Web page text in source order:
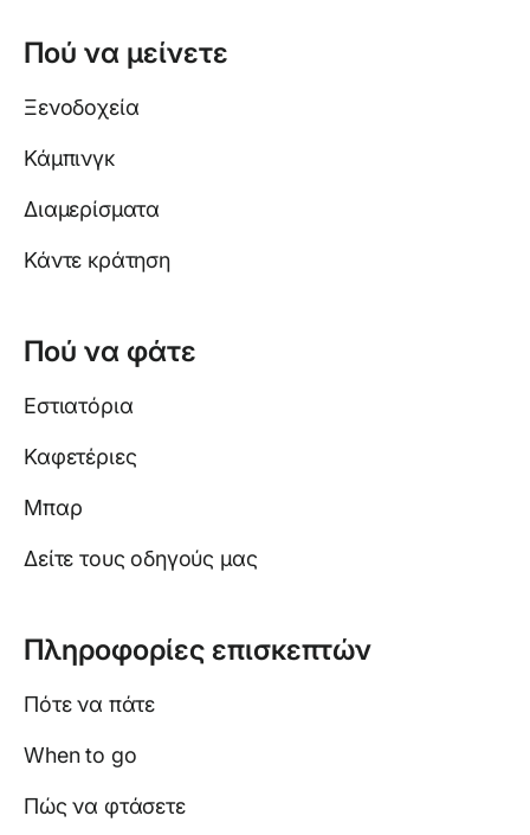
Πού να μείνετε
Ξενοδοχεία
Κάμπινγκ
Διαμερίσματα
Κάντε κράτηση
Πού να φάτε
Εστιατόρια
Καφετέριες
Μπαρ
Δείτε τους οδηγούς μας
Πληροφορίες επισκεπτών
Πότε να πάτε
When to go
Πώς να φτάσετε